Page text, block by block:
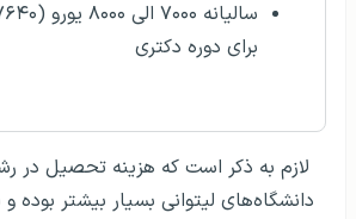
برای دوره دکتری
لازم به ذکر است که هزینه تحصیل در
دانشگاه‌های لیتوانی بسیار بیشتر بوده